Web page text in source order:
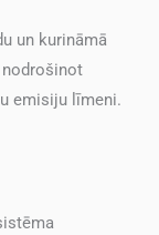
un kurināmā
emisiju līmeni.